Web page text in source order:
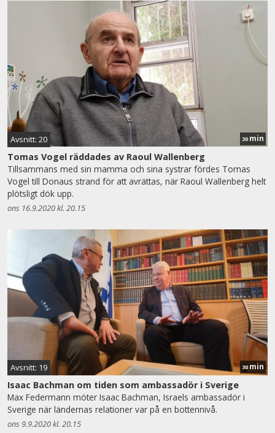
Avsnitt: 20 30 min
Tomas Vogel räddades av Raoul Wallenberg
Tillsammans med sin mamma och sina systrar fördes Tomas
Vogel till Donaus strand för att avrättas, när Raoul Wallenberg helt
plötsligt dök upp.
ons 16.9.2020 kl. 20.15
Avsnitt: 19 30min
Isaac Bachman om tiden som ambassadör i Sverige
Max Federmann möter Isaac Bachman, Israels ambassadör i
Sverige när ländernas relationer var på en bottennivå.
ons 9.9.2020 kl. 20.15